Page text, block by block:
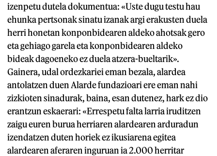
izenpetu dutela dokumentua: «Uste dugu testu hau
ehunka pertsonak sinatu izanak argi erakusten duela
herri honetan konponbidearen aldeko ahotsak gero
eta gehiago garela eta konponbidearen aldeko
bideak dagoeneko ez duela atzera-bueltarik».
Gainera, udal ordezkariei eman bezala, alardea
antolatzen duen Alarde fundazioari ere eman nahi
zizkioten sinadurak, baina, esan dutenez, hark ez dio
erantzun eskaerari: «Errespetu falta larria iruditzen
zaigu euren burua herriaren alardearen arduradun
izendatzen duten horiek ez ikusiarena egitea
alardearen aferaren inguruan ia 2.000 herritar